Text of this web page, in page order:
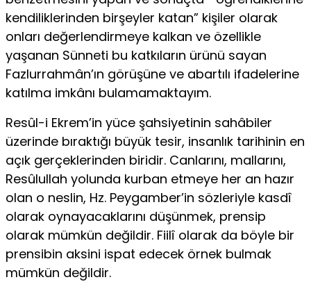
kendiliklerinden birşeyler katan” kişiler olarak
onları değerlendirmeye kalkan ve özellikle
yaşanan Sünneti bu katkıların ürünü sayan
Fazlurrahmân’ın görüşüne ve abartılı ifadelerine
katılma imkânı bulamamaktayım.
Resûl-i Ekrem’in yüce şahsiyetinin sahâbiler
üzerinde bıraktığı büyük tesir, insanlık tarihinin en
açık gerçeklerinden biridir. Canlarını, mallarını,
Resûlullah yolunda kurban etmeye her an hazır
olan o neslin, Hz. Peygamber’in sözleriyle kasdî
olarak oynayacaklarını düşünmek, prensip
olarak mümkün değildir. Fiilî olarak da böyle bir
prensibin aksini ispat edecek örnek bulmak
mümkün değildir.